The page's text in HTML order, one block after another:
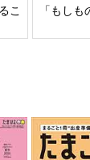
年～1999年
。
って最良の栄
ています。
件ではアメリ
こ
「もし